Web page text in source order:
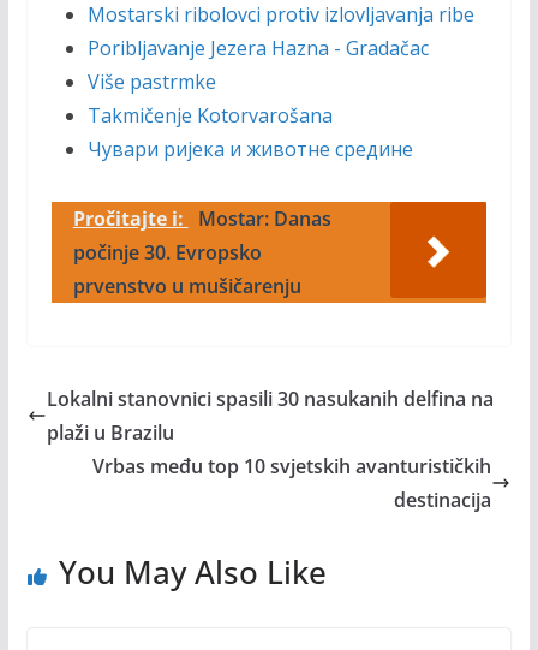
Mostarski ribolovci protiv izlovljavanja ribe
Poribljavanje Jezera Hazna - Gradačac
Više pastrmke
Takmičenje Kotorvarošana
Чувари ријека и животне средине
Pročitajte i:
Mostar: Danas
počinje 30. Evropsko
prvenstvo u mušičarenju
Lokalni stanovnici spasili 30 nasukanih delfina na
plaži u Brazilu
Vrbas među top 10 svjetskih avanturističkih
destinacija
You May Also Like